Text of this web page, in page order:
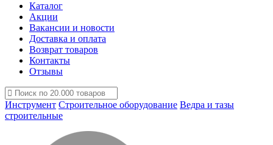
Каталог
Акции
Вакансии и новости
Доставка и оплата
Возврат товаров
Контакты
Отзывы
Инструмент Строительное оборудование Ведра и тазы
строительные